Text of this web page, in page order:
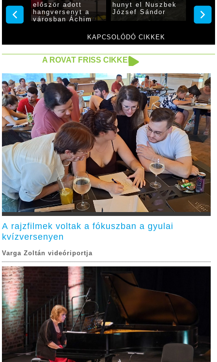
KAPCSOLÓDÓ CIKKEK
először adott
hangversenyt a
városban Áchim
hunyt el Nuszbek
József Sándor
tették
főút
A ROVAT FRISS CIKKEI
A rajzfilmek voltak a fókuszban a gyulai
kvízversenyen
Varga Zoltán videóriportja